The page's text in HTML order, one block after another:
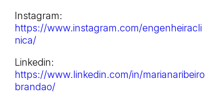
Instagram:
https://www.instagram.com/engenheiracli
nica/
Linkedin:
https://www.linkedin.com/in/marianaribeiro
brandao/